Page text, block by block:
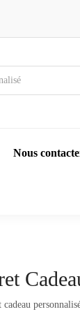
Nous